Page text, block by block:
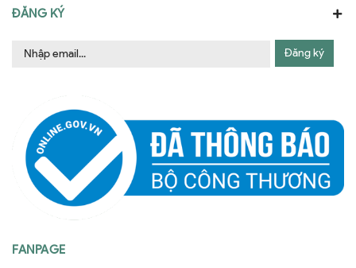
ĐĂNG KÝ
Đăng ký
FANPAGE